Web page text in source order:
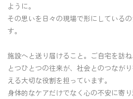
ように。
その思いを日々の現場で形にしている
す。
施設へと送り届けること。ご自宅を訪
とつひとつの往来が、社会とのつなが
える大切な役割を担っています。
身体的なケアだけでなく 心の不安に寄